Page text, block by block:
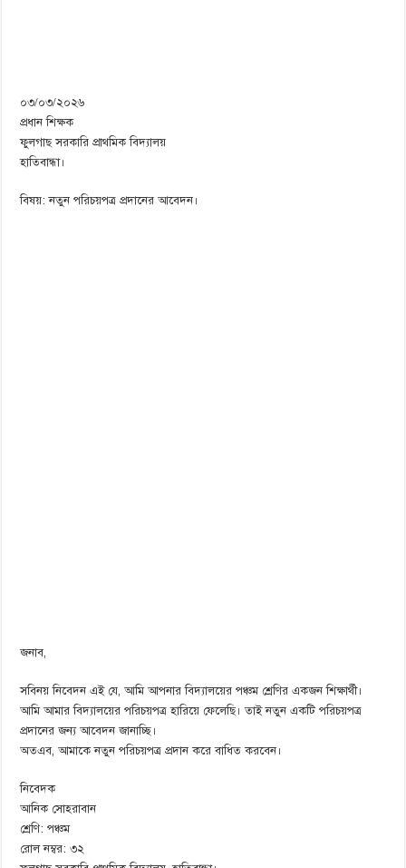
০৩/০৩/২০২৬
প্রধান শিক্ষক
ফুলগাছ সরকারি প্রাথমিক বিদ্যালয়
হাতিবান্ধা।
বিষয়: নতুন পরিচয়পত্র প্রদানের আবেদন।
জনাব,
সবিনয় নিবেদন এই যে, আমি আপনার বিদ্যালয়ের পঞ্চম শ্রেণির একজন শিক্ষার্থী।
আমি আমার বিদ্যালয়ের পরিচয়পত্র হারিয়ে ফেলেছি। তাই নতুন একটি পরিচয়পত্র
প্রদানের জন্য আবেদন জানাচ্ছি।
অতএব, আমাকে নতুন পরিচয়পত্র প্রদান করে বাধিত করবেন।
নিবেদক
আনিক সোহরাবান
শ্রেণি: পঞ্চম
রোল নম্বর: ৩২